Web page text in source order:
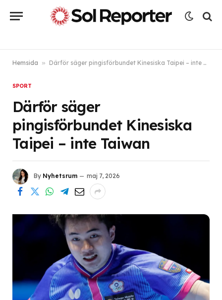
Hemsida » Därför säger pingisförbundet Kinesiska Taipei – inte Taiwan
SPORT
Därför säger
pingisförbundet Kinesiska
Taipei – inte Taiwan
By Nyhetsrum maj 7, 2026